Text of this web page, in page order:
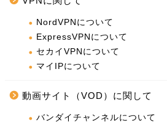
NordVPNについて
ExpressVPNについて
セカイVPNについて
マイIPについて
動画サイト（VOD）に関して
バンダイチャンネルについて